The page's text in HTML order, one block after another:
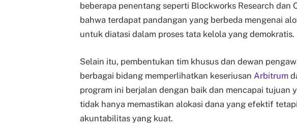
beberapa penentang seperti Blockworks Research dan
bahwa terdapat pandangan yang berbeda mengenai
untuk diatasi dalam proses tata kelola yang demokratis.
Selain itu, pembentukan tim khusus dan dewan
berbagai bidang memperlihatkan keseriusan Arbitrum
program ini berjalan dengan baik dan mencapai tujuan
tidak hanya memastikan alokasi dana yang efektif
akuntabilitas yang kuat.